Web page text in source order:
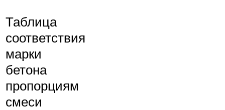
Таблица
соответствия
марки
бетона
пропорциям
смеси